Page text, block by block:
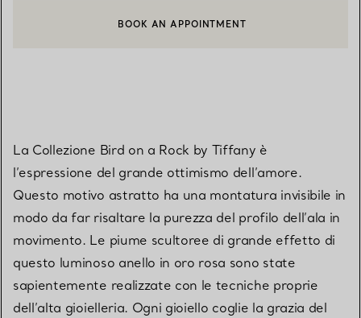
CONTATTA UN CONSULENTE CLIENTI O PRENOTA UN
BOOK AN APPOINTMENT
La Collezione Bird on a Rock by Tiffany è
l’espressione del grande ottimismo dell’amore.
Questo motivo astratto ha una montatura invisibile in
modo da far risaltare la purezza del profilo dell’ala in
movimento. Le piume scultoree di grande effetto di
questo luminoso anello in oro rosa sono state
sapientemente realizzate con le tecniche proprie
dell’alta gioielleria. Ogni gioiello coglie la grazia del